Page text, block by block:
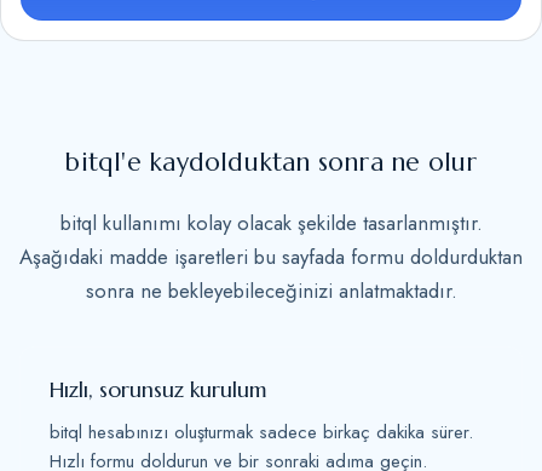
bitql'e kaydolduktan sonra ne olur
bitql kullanımı kolay olacak şekilde tasarlanmıştır.
Aşağıdaki madde işaretleri bu sayfada formu doldurduktan
sonra ne bekleyebileceğinizi anlatmaktadır.
Hızlı, sorunsuz kurulum
bitql hesabınızı oluşturmak sadece birkaç dakika sürer.
Hızlı formu doldurun ve bir sonraki adıma geçin.